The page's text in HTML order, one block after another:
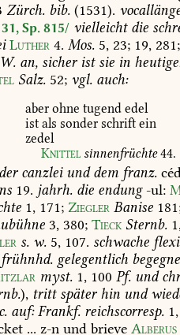
Zürch. bib. (1531).
Sp. 815/ vielleichtdie
Luther 4. Mos. 5, 23; 19, 281;
W. an, sicheristsie in
Salz. 52; vgl. auch:
aber ohne tugend edel
ist als sonder schrift ein
zedel
Knittel sinnenfrüchte 44.
dercanzleiunddem franz.
19. jahrh. die endung-ul:
1, 171; Ziegler Banise 181
3, 380; Tieck Sternb.
s. w. 5, 107. schwache
gelegentlich
myst. 1, 100 Pf. und
), trittspäterhin und
auf:Frankf. reichscorresp. 1,
... z-n und brieve Alberus